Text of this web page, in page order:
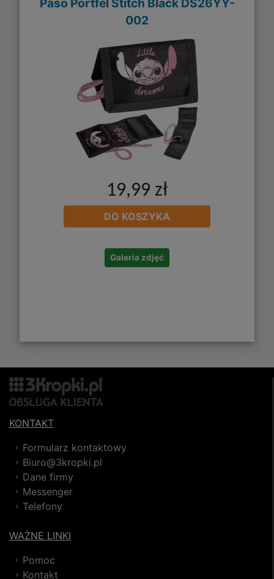
002
19,99 zł
DO KOSZYKA
Galeria zdjęć
KONTAKT
Formularz kontaktowy
Biuro@3kropki.pl
Dane firmy
Messenger
Telefony
WAŻNE LINKI
Pomoc
Kontakt